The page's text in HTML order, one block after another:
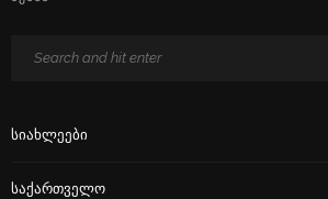
Სიახლეები
Საქართველო